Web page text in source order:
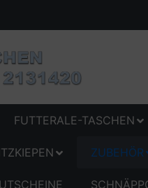
FUTTERALE-TASCHEN
ZUBEHÖR